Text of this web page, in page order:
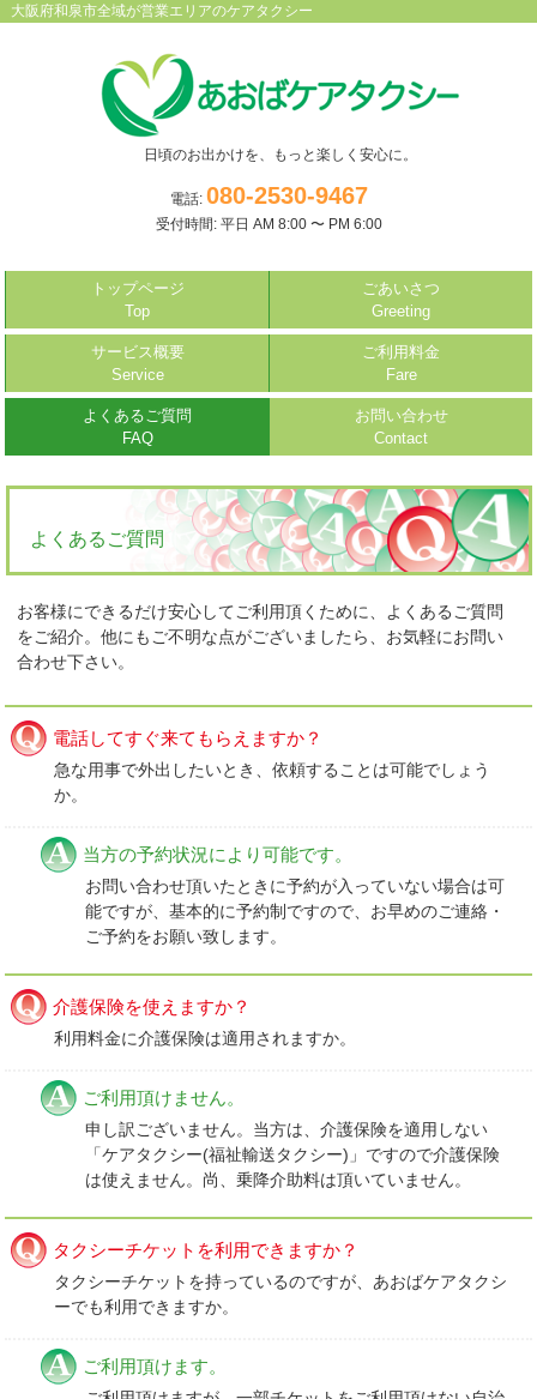
大阪府和泉市全域が営業エリアのケアタクシー
日頃のお出かけを、もっと楽しく安心に。
電話: 080-2530-9467
受付時間: 平日 AM 8:00 〜 PM 6:00
トップページ
Top
ごあいさつ
Greeting
サービス概要
Service
ご利用料金
Fare
よくあるご質問
FAQ
お問い合わせ
Contact
よくあるご質問
お客様にできるだけ安心してご利用頂くために、よくあるご質問
をご紹介。他にもご不明な点がございましたら、お気軽にお問い
合わせ下さい。
電話してすぐ来てもらえますか？
急な用事で外出したいとき、依頼することは可能でしょう
か。
当方の予約状況により可能です。
お問い合わせ頂いたときに予約が入っていない場合は可
能ですが、基本的に予約制ですので、お早めのご連絡・
ご予約をお願い致します。
介護保険を使えますか？
利用料金に介護保険は適用されますか。
ご利用頂けません。
申し訳ございません。当方は、介護保険を適用しない
「ケアタクシー(福祉輸送タクシー)」ですので介護保険
は使えません。尚、乗降介助料は頂いていません。
タクシーチケットを利用できますか？
タクシーチケットを持っているのですが、あおばケアタクシ
ーでも利用できますか。
ご利用頂けます。